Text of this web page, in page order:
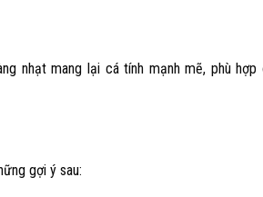
nhạt mang lại cá tính mạnh mẽ, phù hợp
gợi ý sau: